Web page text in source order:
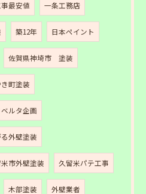
最安値 一条工務店
築12年 日本ペイント
佐賀県神埼市 塗装
町塗装
ルタ企画
外壁塗装
市外壁塗装 久留米パテ工事
木部塗装 外壁業者